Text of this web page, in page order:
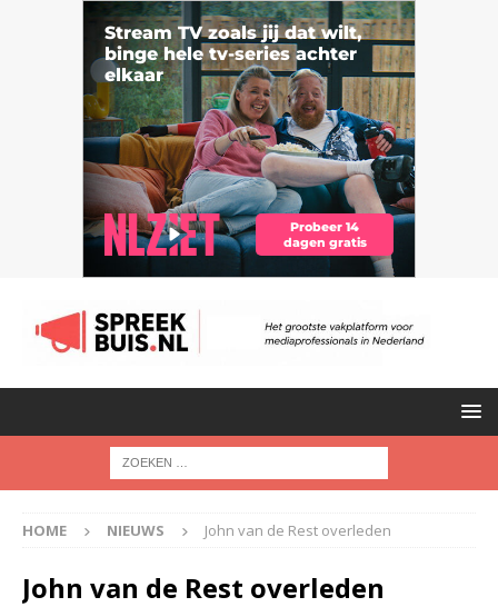
HOME NIEUWS John van de Rest overleden
John van de Rest overleden